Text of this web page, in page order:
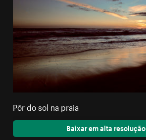
Pôr do sol na praia
Baixar em alta resolução